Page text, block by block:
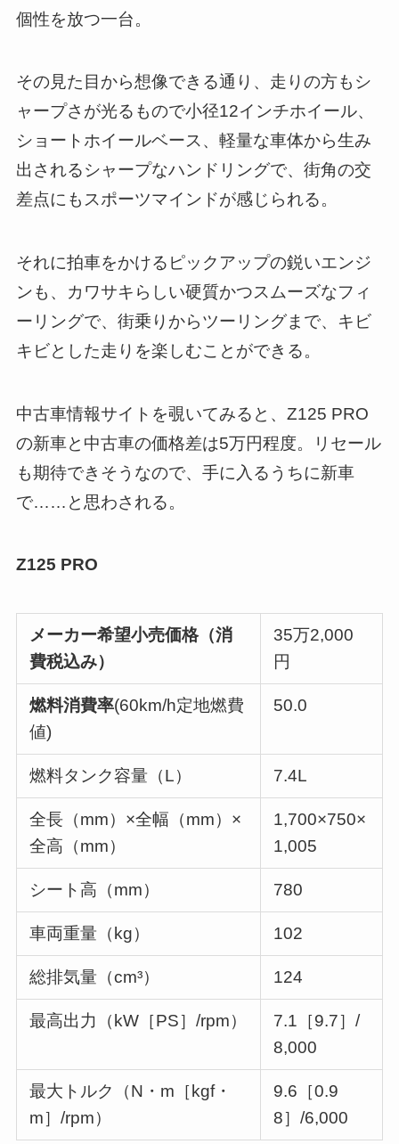
個性を放つ一台。
その見た目から想像できる通り、走りの方もシ
ャープさが光るもので小径12インチホイール、
ショートホイールベース、軽量な車体から生み
出されるシャープなハンドリングで、街角の交
差点にもスポーツマインドが感じられる。
それに拍車をかけるピックアップの鋭いエンジ
ンも、カワサキらしい硬質かつスムーズなフィ
ーリングで、街乗りからツーリングまで、キビ
キビとした走りを楽しむことができる。
中古車情報サイトを覗いてみると、Z125 PRO
の新車と中古車の価格差は5万円程度。リセール
も期待できそうなので、手に入るうちに新車
で……と思わされる。
Z125 PRO
メーカー希望小売価格（消
費税込み）
35万2,000
円
燃料消費率(60km/h定地燃費
値)
50.0
燃料タンク容量（L） 7.4L
全長（mm）×全幅（mm）×
全高（mm）
1,700×750×
1,005
シート高（mm） 780
車両重量（kg） 102
総排気量（cm³） 124
最高出力（kW［PS］/rpm）
7.1［9.7］/
8,000
最大トルク（N・m［kgf・
m］/rpm）
9.6［0.9
8］/6,000